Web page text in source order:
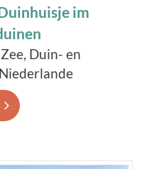
im
Duin- en